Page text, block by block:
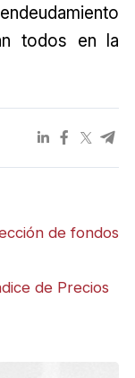
todos en la
de fondos
de Precios